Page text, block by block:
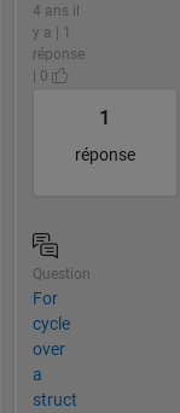
4 ans il
y a | 1
réponse
| 0
1
réponse
Question
For
cycle
over
a
struct